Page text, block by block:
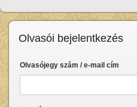
Olvasói bejelentkezés
Olvasójegy szám / e-mail cím